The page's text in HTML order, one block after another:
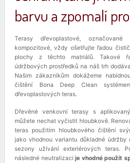
barvu a zpomalí
Terasy dřevoplastové,
kompozitové, vždy ošetřujte řadou
plochy z těchto matriálů. Takové
údržbových prostředků na náš trh
Našim zákazníkům dokážeme
čištění Bona Deep Clean
dřevoplastových teras.
Dřevěné venkovní terasy s
můžete nechat vyčistit hloubkově.
teras použitím hloubkového čištění
jako vhodnou variantu důkladné
sezony užívání exteriérových teras.
následné neutralizaci je vhodné použít